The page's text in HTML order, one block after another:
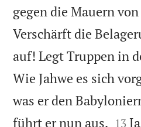
gegen die Mauern
Verschärft die
auf! Legt Truppen in
Wie Jahwe es sich
was er den
führt er nun aus. 

13